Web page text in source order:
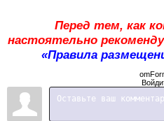
Перед тем, как
настоятельно
«Правила